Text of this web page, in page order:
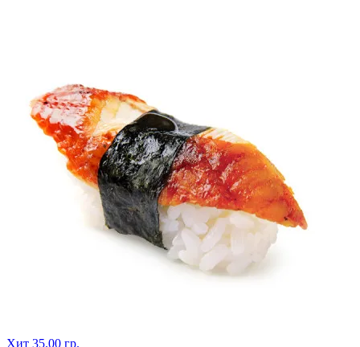
Хит 35.00 гр.